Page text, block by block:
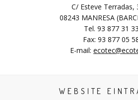
C/ Esteve Terradas,
08243 MANRESA
Tel. 93 877 31 33
Fax: 93 877 05
E-mail:
WEBSITE